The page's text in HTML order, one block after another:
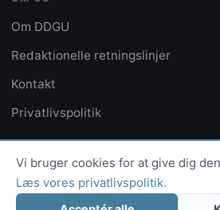
Om DDGU
Redaktionelle retningslinjer
Kontakt
Privatlivspolitik
© 2026 DDGU · Alle
Privatlivspolitik
Vi bruger cookies for at give dig
Læs vores privatlivspolitik.